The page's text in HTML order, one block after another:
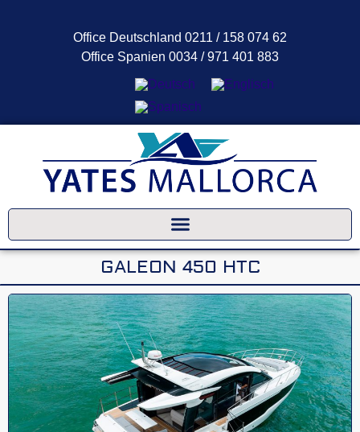
Office Deutschland 0211 / 158 074 62
Office Spanien 0034 / 971 401 883
GALEON 450 HTC
Meist sofort für Sie da